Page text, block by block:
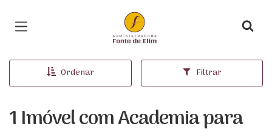
Página inicial
Ordenar Filtrar
1 Imóvel com Academia para